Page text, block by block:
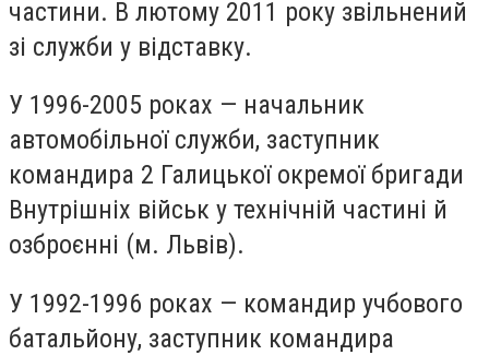
частини. В лютому 2011 року звільнений
зі служби у відставку.
У 1996-2005 роках — начальник
автомобільної служби, заступник
командира 2 Галицької окремої бригади
Внутрішніх військ у технічній частині й
озброєнні (м. Львів).
У 1992-1996 роках — командир учбового
батальйону, заступник командира